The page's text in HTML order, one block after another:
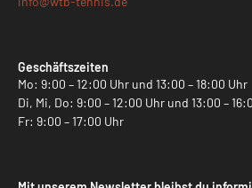
Geschäftszeiten
Mo: 9:00 – 12:00 Uhr und 13:00 – 18:00 Uhr
Di, Mi, Do: 9:00 – 12:00 Uhr und 13:00 –
Fr: 9:00 – 17:00 Uhr